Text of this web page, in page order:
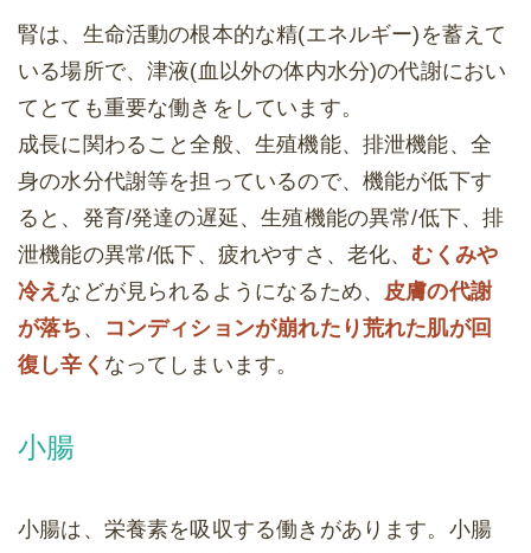
腎は、生命活動の根本的な精(エネルギー)を蓄えて
いる場所で、津液(血以外の体内水分)の代謝におい
てとても重要な働きをしています。
成長に関わること全般、生殖機能、排泄機能、全
身の水分代謝等を担っているので、機能が低下す
ると、発育/発達の遅延、生殖機能の異常/低下、排
泄機能の異常/低下、疲れやすさ、老化、 むくみや
冷え などが見られるようになるため、 皮膚の代謝
が落ち 、
コンディションが崩れたり荒れた肌が回
復し辛く なってしまいます。
小腸
小腸は、栄養素を吸収する働きがあります。小腸